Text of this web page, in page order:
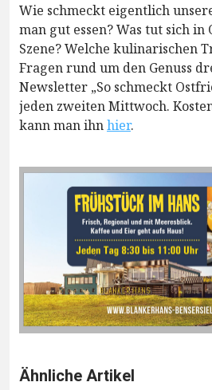
Wie schmeckt eigentlich
man gut essen? Was tut sich in
Szene? Welche kulinarischen
Fragen rund um den Genuss
Newsletter „So schmeckt
jeden zweiten Mittwoch.
kann man ihnhier.
Ähnliche Artikel